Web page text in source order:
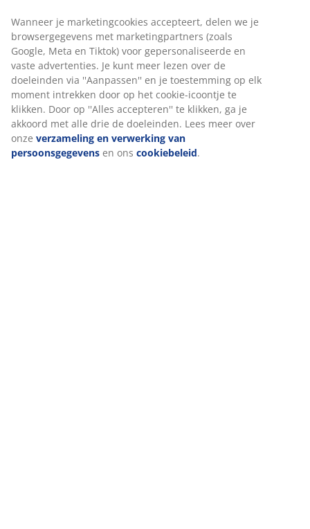
Wanneer je marketingcookies accepteert, delen we je
browsergegevens met marketingpartners (zoals
Google, Meta en Tiktok) voor gepersonaliseerde en
vaste advertenties. Je kunt meer lezen over de
doeleinden via ''Aanpassen'' en je toestemming op elk
moment intrekken door op het cookie-icoontje te
klikken. Door op ''Alles accepteren'' te klikken, ga je
akkoord met alle drie de doeleinden. Lees meer over
onze verzameling en verwerking van
persoonsgegevens en ons cookiebeleid.